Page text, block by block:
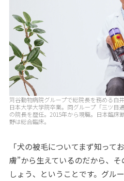
苅谷動物病院グループで総院長を務める白
日本大学大学院卒業。同グループ「三ツ目
の院長を歴任。2015年から現職。日本臨床
野は総合臨床。
「犬の被毛についてまず知って
膚”から生えているのだから、
しょう、ということです。グル